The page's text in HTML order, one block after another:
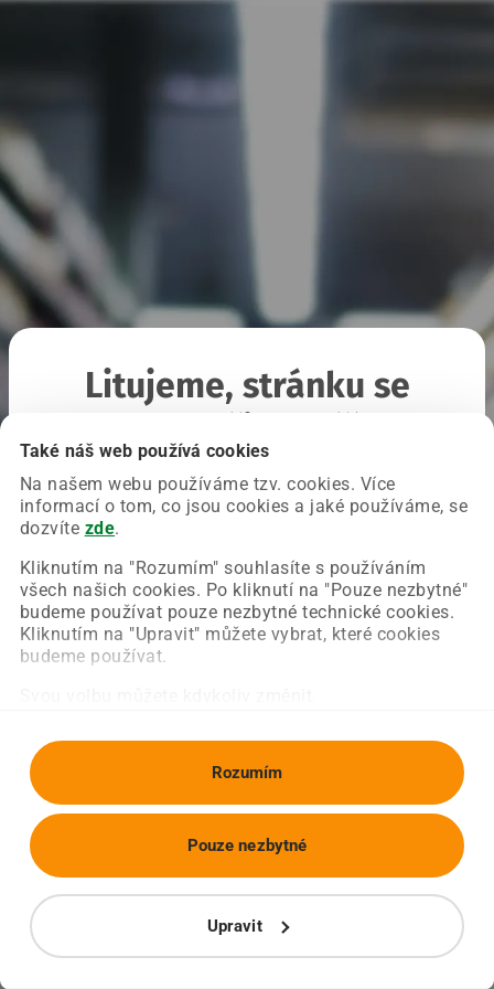
Také náš web používá cookies
Na našem webu používáme tzv. cookies. Více
informací o tom, co jsou cookies a jaké používáme, se
dozvíte zde.
Kliknutím na "Rozumím" souhlasíte s používáním
všech našich cookies. Po kliknutí na "Pouze nezbytné"
budeme používat pouze nezbytné technické cookies.
Kliknutím na "Upravit" můžete vybrat, které cookies
budeme používat.
Rozumím
Upravit
Pouze nezbytné
Litujeme, stránku se
Chyba nastala na naší straně a už ji opravujeme.
Zkuste prosím znovu načíst požadovanou stránku.
Obnovit stránku Úvodní strana